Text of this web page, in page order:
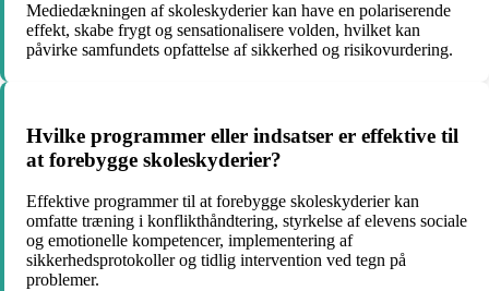
Mediedækningen af skoleskyderier kan have en polariserende
effekt, skabe frygt og sensationalisere volden, hvilket kan
påvirke samfundets opfattelse af sikkerhed og risikovurdering.
Hvilke programmer eller indsatser er effektive til
at forebygge skoleskyderier?
Effektive programmer til at forebygge skoleskyderier kan
omfatte træning i konflikthåndtering, styrkelse af elevens sociale
og emotionelle kompetencer, implementering af
sikkerhedsprotokoller og tidlig intervention ved tegn på
problemer.